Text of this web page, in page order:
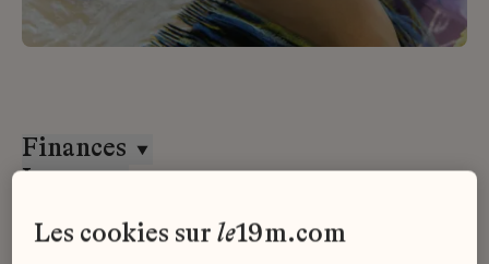
Finances
Lesage
les cookies surle19m.com